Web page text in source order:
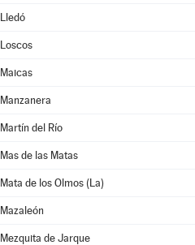
Lledó
Loscos
Maicas
Manzanera
Martín del Río
Mas de las Matas
Mata de los Olmos (La)
Mazaleón
Mezquita de Jarque